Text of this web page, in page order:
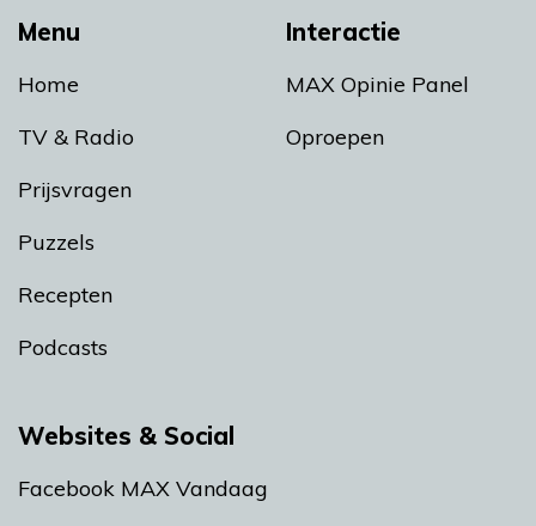
Menu
Home
TV & Radio
Prijsvragen
Puzzels
Recepten
Podcasts
Interactie
MAX Opinie Panel
Oproepen
Websites & Social
Facebook MAX Vandaag